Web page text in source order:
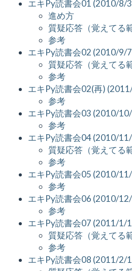
エキPy読書会01 (2010/8/
進め方
質疑応答（覚えてる
参考
エキPy読書会02 (2010/9/
質疑応答（覚えてる
参考
エキPy読書会02(再)
参考
エキPy読書会03 (2010/
参考
エキPy読書会04 (2010/
質疑応答（覚えてる
参考
エキPy読書会05 (2010/
参考
エキPy読書会06 (2010/
参考
エキPy読書会07 (2011/1/
質疑応答（覚えてる
参考
エキPy読書会08 (2011/2/